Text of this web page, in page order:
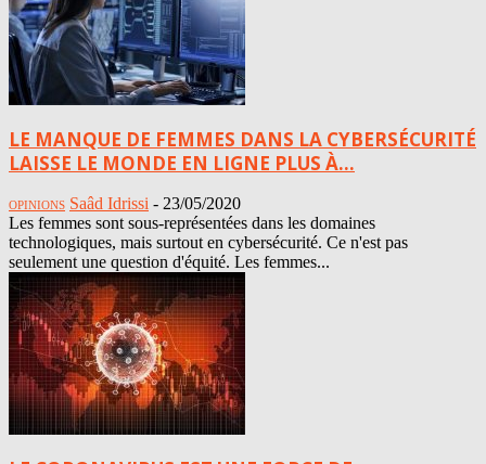
LE MANQUE DE FEMMES DANS LA CYBERSÉCURITÉ
LAISSE LE MONDE EN LIGNE PLUS À...
OPINIONS Saâd Idrissi - 23/05/2020
Les femmes sont sous-représentées dans les domaines
technologiques, mais surtout en cybersécurité. Ce n'est pas
seulement une question d'équité. Les femmes...